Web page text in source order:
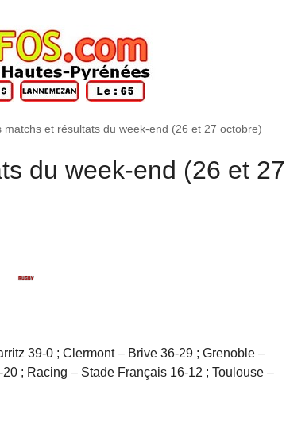
matchs et résultats du week-end (26 et 27 octobre)
du week-end (26 et 27
39-0 ; Clermont – Brive 36-29 ; Grenoble –
; Racing – Stade Français 16-12 ; Toulouse –